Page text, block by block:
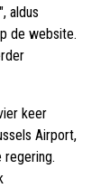
aldus
de website.
keer
Airport,
regering.